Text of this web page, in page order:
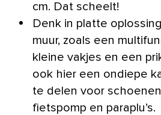
cm. Dat scheelt!
Denk in platte
muur, zoals een
kleine vakjes en een
ook hier een ondiepe
te delen voor
fietspomp en paraplu’s.